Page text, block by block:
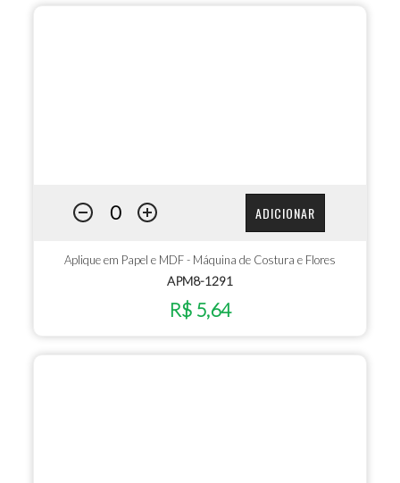
ADICIONAR
Aplique em Papel e MDF - Máquina de Costura e Flores
APM8-1291
R$ 5,64